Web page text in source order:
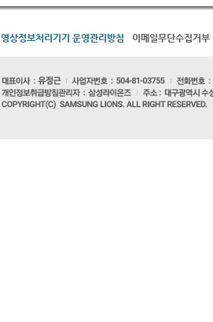
영상정보처리기기 운영관리방침 이메일무단수집거부